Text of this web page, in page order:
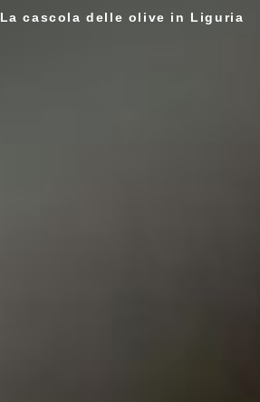
La cascola delle olive in Liguria